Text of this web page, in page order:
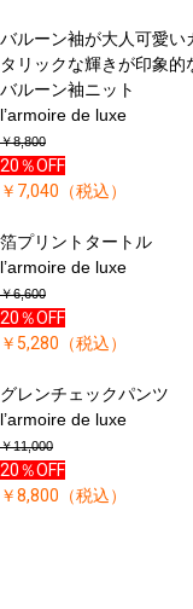
バルーン袖が大人可愛い
タリックな輝きが印象
バルーン袖ニット
l’armoire de luxe
￥8,800
20％OFF
￥7,040（税込）
箔プリントタートル
l’armoire de luxe
￥6,600
20％OFF
￥5,280（税込）
グレンチェックパンツ
l’armoire de luxe
￥11,000
20％OFF
￥8,800（税込）